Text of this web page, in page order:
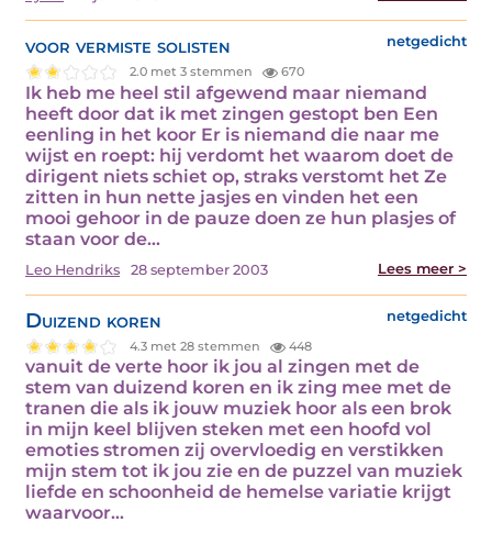
voor vermiste solisten netgedicht
2.0 met 3 stemmen 670
Ik heb me heel stil afgewend maar niemand
heeft door dat ik met zingen gestopt ben Een
eenling in het koor Er is niemand die naar me
wijst en roept: hij verdomt het waarom doet de
dirigent niets schiet op, straks verstomt het Ze
zitten in hun nette jasjes en vinden het een
mooi gehoor in de pauze doen ze hun plasjes of
staan voor de…
Leo Hendriks 28 september 2003 Lees meer >
Duizend koren netgedicht
4.3 met 28 stemmen 448
vanuit de verte hoor ik jou al zingen met de
stem van duizend koren en ik zing mee met de
tranen die als ik jouw muziek hoor als een brok
in mijn keel blijven steken met een hoofd vol
emoties stromen zij overvloedig en verstikken
mijn stem tot ik jou zie en de puzzel van muziek
liefde en schoonheid de hemelse variatie krijgt
waarvoor…